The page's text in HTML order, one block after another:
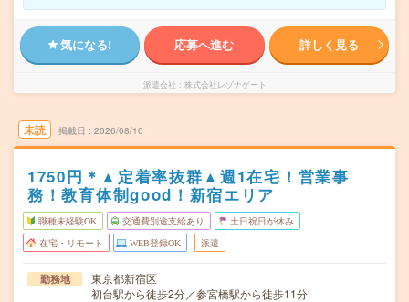
気になる! 応募へ進む 詳しく見る
派遣会社 株式会社レゾナゲート
未読 掲載日 2026/08/10
1750円＊▲定着率抜群▲週1在宅！営業事
務！教育体制good！新宿エリア
職種未経験OK 交通費別途支給あり 土日祝日が休み
在宅・リモート WEB登録OK 派遣
勤務地
東京都新宿区
初台駅から徒歩2分／参宮橋駅から徒歩11分